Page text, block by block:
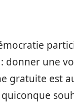
une
gratuite est